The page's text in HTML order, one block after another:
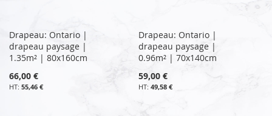
Drapeau: Ontario |
drapeau paysage |
1.35m² | 80x160cm
66,00 €
55,46 €
Drapeau: Ontario |
drapeau paysage |
0.96m² | 70x140cm
59,00 €
49,58 €